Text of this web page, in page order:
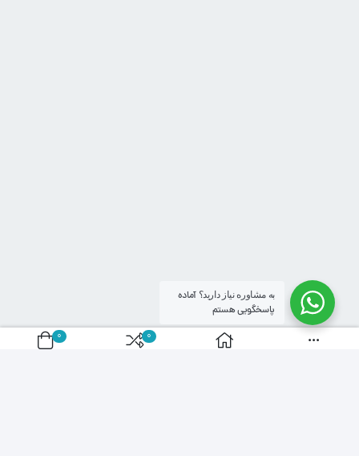
0
0
به مشاوره نیاز دارید؟آماده
پاسخگویی هستم